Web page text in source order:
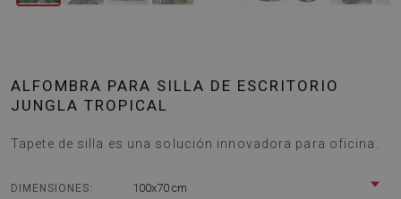
ALFOMBRA PARA SILLA DE ESCRITORIO
JUNGLA TROPICAL
Tapete de silla es una solución innovadora para oficina.
DIMENSIONES: 100x70 cm